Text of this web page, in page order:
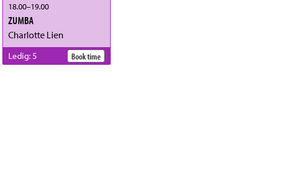
18.00–19.00
ZUMBA
Charlotte Lien
Book time
Ledig: 5